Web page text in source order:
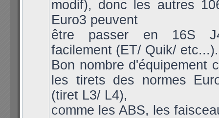
modif), donc les autres
Euro3 peuvent
être passer en 16S
facilement (ET/ Quik/ etc...).
Bon nombre d'équipement
les tirets des normes
(tiret L3/ L4),
comme les ABS, les